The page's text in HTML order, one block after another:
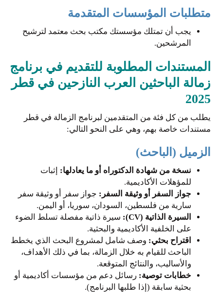
متطلبات المؤسسات المتقدمة
يجب أن تمتلك مؤسستك مكتب بحث معتمد لترشيح
المرشحين.
المستندات المطلوبة للتقديم في برنامج
زمالة الباحثين العرب النازحين في قطر
2025
يطلب من كل فئة من المتقدمين لبرنامج الزمالة في قطر
مستندات خاصة بهم، وهي على النحو التالي:
الزميل (الباحث)
نسخة من شهادة الدكتوراه أو ما يعادلها: إثبات
للمؤهلات الأكاديمية.
جواز السفر أو وثيقة السفر: جواز سفر أو وثيقة سفر
سارية من فلسطين، السودان، سوريا، أو اليمن.
السيرة الذاتية (CV):
سيرة ذاتية مفصلة تسلط الضوء
على الخلفية الأكاديمية والبحثية.
اقتراح بحثي: وصف شامل لمشروع البحث الذي يخطط
الباحث للقيام به خلال الزمالة، بما في ذلك الأهداف،
والأساليب، والنتائج المتوقعة.
خطابات توصية: رسائل دعم من مؤسسات أكاديمية أو
بحثية سابقة (إذا طلبها البرنامج).